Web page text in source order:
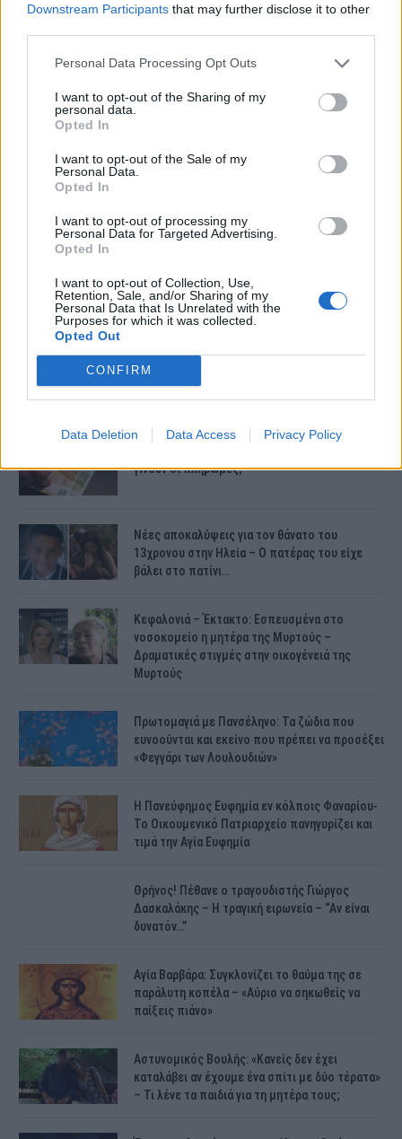
Downstream Participants that may further disclose it to other
Personal Data Processing Opt Outs
I want to opt-out of the Sharing of my
personal data.
Opted In
I want to opt-out of the Sale of my
Personal Data.
Opted In
I want to opt-out of processing my
Personal Data for Targeted Advertising.
Opted In
I want to opt-out of Collection, Use,
Retention, Sale, and/or Sharing of my
Personal Data that Is Unrelated with the
Purposes for which it was collected.
Opted Out
CONFIRM
Data Deletion Data Access Privacy Policy
δεν μπορώ να κοιμηθώ, χωρίς αυτόν.
Σας παρακαλώ, βοηθήστε με να τον
βρω. Οι γονείς μου θα ανταμείψουν
όποιον το βρει με 250 ευρώ».
Δείτε το βίντεο – Η ανακόινωση των
γονέων για το χαμένο λούτρινο
πάντα του γιου τους:
ΤΕΛΕΥΤΑΙΕΣ ΕΙΔΗΣΕΙΣ
γίνουν οι πληρωμές;
Νέες αποκαλύψεις για τον θάνατο του
13χρονου στην Ηλεία – Ο πατέρας του είχε
βάλει στο πατίνι…
Κεφαλονιά – Έκτακτο: Εσπευσμένα στο
νοσοκομείο η μητέρα της Μυρτούς –
Δραματικές στιγμές στην οικογένειά της
Μυρτούς
Πρωτομαγιά με Πανσέληνο: Τα ζώδια που
ευνοούνται και εκείνο που πρέπει να προσέξει
«Φεγγάρι των Λουλουδιών»
H Πανεύφημος Ευφημία εν κόλποις Φαναρίου-
Το Οικουμενικό Πατριαρχείο πανηγυρίζει και
τιμά την Αγία Ευφημία
Θρήνος! Πέθανε ο τραγουδιστής Γιώργος
Δασκαλάκης – Η τραγική ειρωνεία – “Αν είναι
δυνατόν…”
Αγία Βαρβάρα: Συγκλονίζει το θαύμα της σε
παράλυτη κοπέλα – «Αύριο να σηκωθείς να
παίξεις πιάνο»
Αστυνομικός Bουλής: «Κανείς δεν έχει
καταλάβει αν έχουμε ένα σπίτι με δύο τέρατα»
– Τι λένε τα παιδιά για τη μητέρα τους;